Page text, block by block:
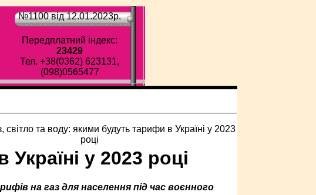
№1100 від 12.01.2023p.
Передплатний індекс:
23429
Тел. +38(0362) 623131,
(098)0565477
у 2023 році
на газ для населення під час воєнного